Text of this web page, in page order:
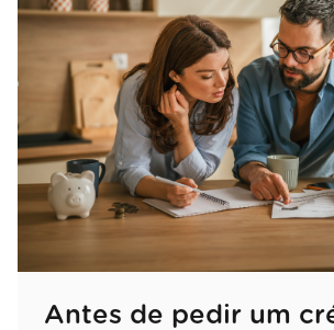
Antes de pedir um